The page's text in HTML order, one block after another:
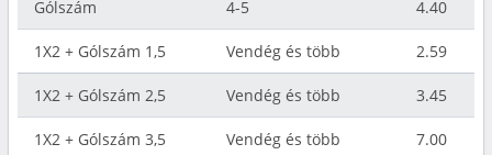
Gólszám 4-5 4.40
1X2 + Gólszám 1,5 Vendég és több 2.59
1X2 + Gólszám 2,5 Vendég és több 3.45
1X2 + Gólszám 3,5 Vendég és több 7.00